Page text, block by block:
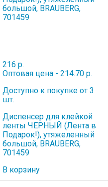
216 р.
Оптовая цена - 214.70 р.
Доступно к покупке от 3
шт.
Диспенсер для клейкой
ленты ЧЕРНЫЙ (Лента в
Подарок!), утяжеленный
большой, BRAUBERG,
701459
В корзину